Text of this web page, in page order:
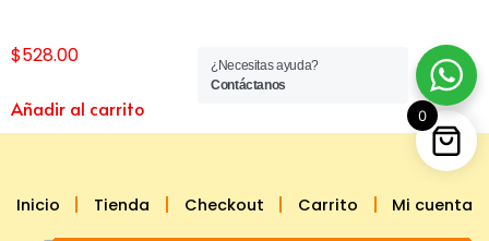
$528.00
Añadir al carrito
Inicio Tienda Checkout Carrito Mi cuenta
¿Necesitas ayuda?
Contáctanos
0